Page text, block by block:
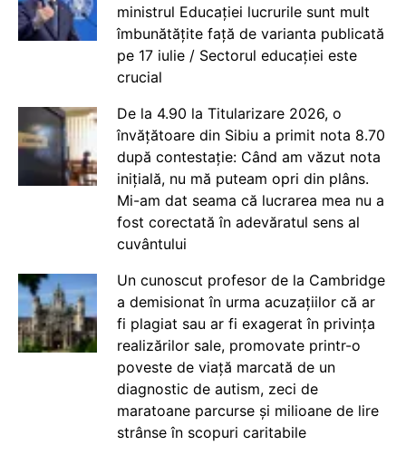
ministrul Educației lucrurile sunt mult
îmbunătățite față de varianta publicată
pe 17 iulie / Sectorul educației este
crucial
De la 4.90 la Titularizare 2026, o
învățătoare din Sibiu a primit nota 8.70
după contestație: Când am văzut nota
inițială, nu mă puteam opri din plâns.
Mi-am dat seama că lucrarea mea nu a
fost corectată în adevăratul sens al
cuvântului
Un cunoscut profesor de la Cambridge
a demisionat în urma acuzațiilor că ar
fi plagiat sau ar fi exagerat în privința
realizărilor sale, promovate printr-o
poveste de viață marcată de un
diagnostic de autism, zeci de
maratoane parcurse și milioane de lire
strânse în scopuri caritabile